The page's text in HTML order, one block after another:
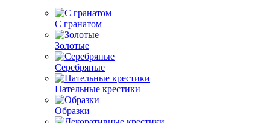
С гранатом
Золотые
Серебряные
Нательные крестики
Образки